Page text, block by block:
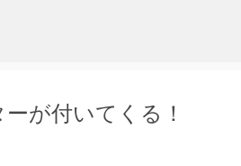
が付いてくる！